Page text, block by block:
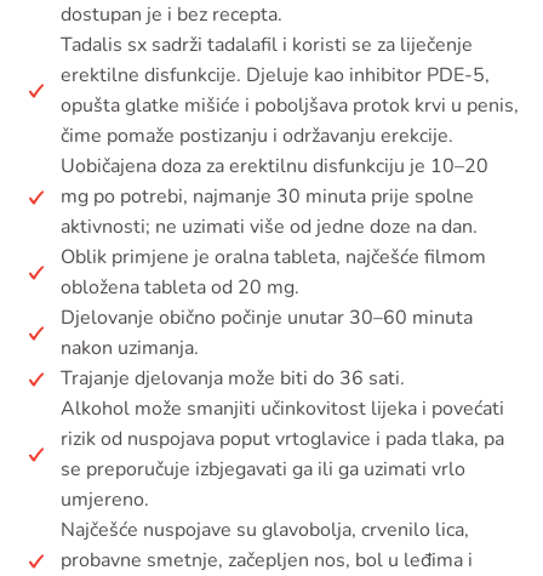
dostupan je i bez recepta.
Tadalis sx sadrži tadalafil i koristi se za liječenje
erektilne disfunkcije. Djeluje kao inhibitor PDE-5,
opušta glatke mišiće i poboljšava protok krvi u penis,
čime pomaže postizanju i održavanju erekcije.
Uobičajena doza za erektilnu disfunkciju je 10–20
mg po potrebi, najmanje 30 minuta prije spolne
aktivnosti; ne uzimati više od jedne doze na dan.
Oblik primjene je oralna tableta, najčešće filmom
obložena tableta od 20 mg.
Djelovanje obično počinje unutar 30–60 minuta
nakon uzimanja.
Trajanje djelovanja može biti do 36 sati.
Alkohol može smanjiti učinkovitost lijeka i povećati
rizik od nuspojava poput vrtoglavice i pada tlaka, pa
se preporučuje izbjegavati ga ili ga uzimati vrlo
umjereno.
Najčešće nuspojave su glavobolja, crvenilo lica,
probavne smetnje, začepljen nos, bol u leđima i